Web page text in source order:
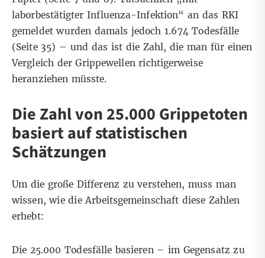
laborbestätigter Influenza-Infektion“ an das RKI
gemeldet wurden damals jedoch 1.674 Todesfälle
(Seite 35) – und das ist die Zahl, die man für einen
Vergleich der Grippewellen richtigerweise
heranziehen müsste.
Die Zahl von 25.000 Grippetoten
basiert auf statistischen
Schätzungen
Um die große Differenz zu verstehen, muss man
wissen, wie die Arbeitsgemeinschaft diese Zahlen
erhebt:
Die 25.000 Todesfälle basieren – im Gegensatz zu